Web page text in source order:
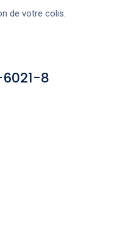
de votre colis.
8